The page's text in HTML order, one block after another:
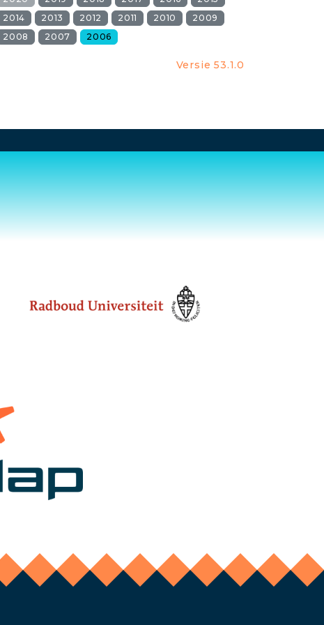
2014
2013 2012 2011 2010
2009
2008
2007 2006
Versie 53.1.0